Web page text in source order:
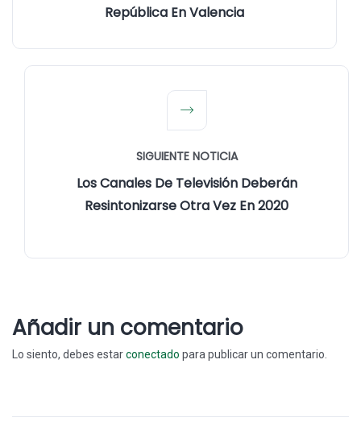
República En Valencia
SIGUIENTE NOTICIA
Los Canales De Televisión Deberán
Resintonizarse Otra Vez En 2020
Añadir un comentario
Lo siento, debes estarconectado para publicar un comentario.